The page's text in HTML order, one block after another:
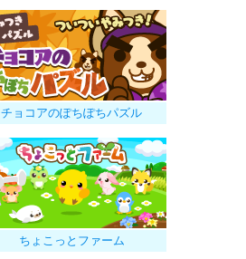
チョコアのぽちぽちパズル
ちょこっとファーム